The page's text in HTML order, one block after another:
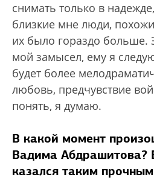
снимать только в
близкие мне люди,
их было гораздо больше.
мой замысел, ему я
будет более
любовь, предчувствие
понять, я думаю.
В какой момент
Вадима Абдрашитова?
казался таким